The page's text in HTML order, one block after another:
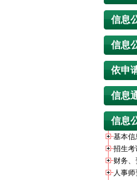
信息
信息
依申
信息
信息
基本信
招生考
财务
人事